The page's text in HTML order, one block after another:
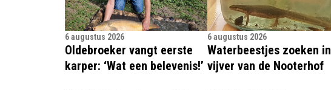
6 augustus 2026
Oldebroeker vangt eerste
karper: ‘Wat een belevenis!’
6 augustus 2026
Waterbeestjes zoeken
vijver van de Nooterhof